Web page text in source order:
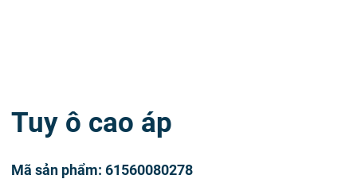
Tuy ô cao áp
Mã sản phẩm: 61560080278